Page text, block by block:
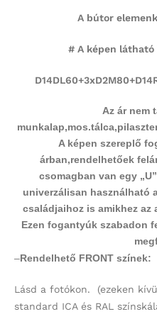
A bútor
# A képen látható
Az ár nem
A képen szereplő
árban,rendelhetőek
csomagban van egy
univerzálisan használható
családjaihoz is amikhez az
Ezen fogantyúk szabadon
–Rendelhető FRONT színek:
Lásd a fotókon. (ezeken
standard ICA és RAL